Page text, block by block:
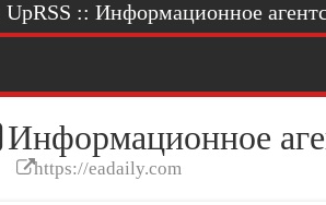
UpRSS :: Информационное
Информационное
https://eadaily.com